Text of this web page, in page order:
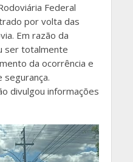
Federal
por volta das
Em razão da
ser totalmente
da ocorrência e
segurança.
divulgou informações